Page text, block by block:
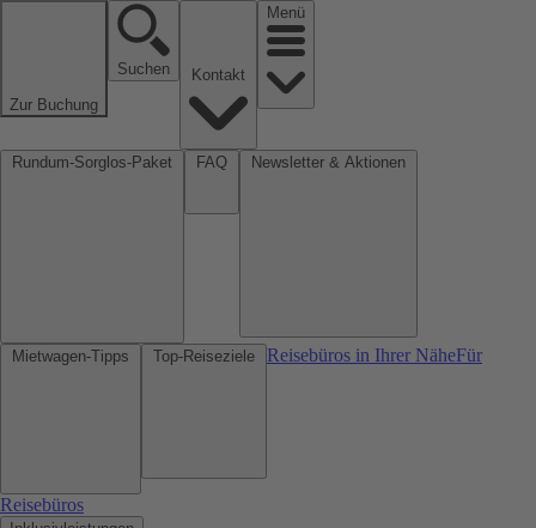
Zur Buchung
Suchen
Menü
Reisebüros in Ihrer NäheFür
Reisebüros